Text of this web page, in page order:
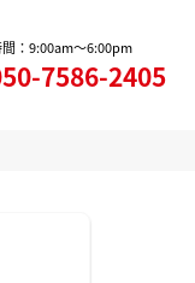
間：9:00am～6:00pm
7586-2405